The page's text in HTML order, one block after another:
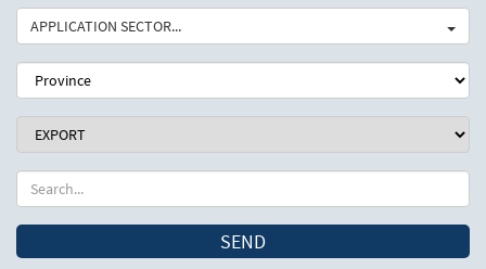
APPLICATION SECTOR...
SEND